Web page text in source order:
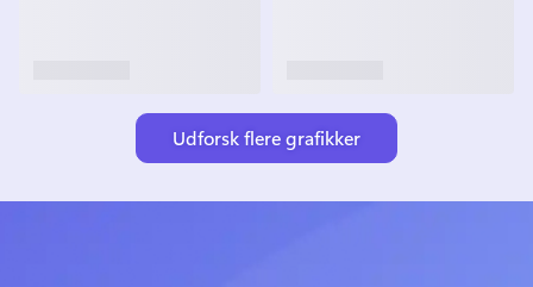
Udforsk flere grafikker